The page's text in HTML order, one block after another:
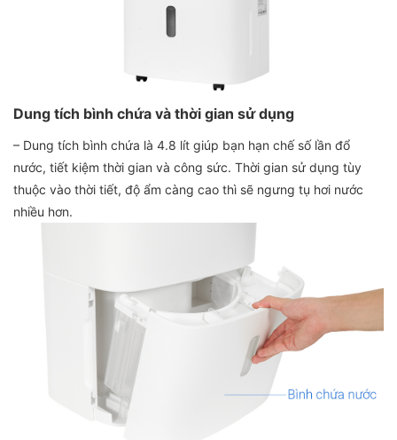
Dung tích bình chứa và thời gian sử dụng
– Dung tích bình chứa là 4.8 lít giúp bạn hạn chế số lần đổ
nước, tiết kiệm thời gian và công sức. Thời gian sử dụng tùy
thuộc vào thời tiết, độ ẩm càng cao thì sẽ ngưng tụ hơi nước
nhiều hơn.